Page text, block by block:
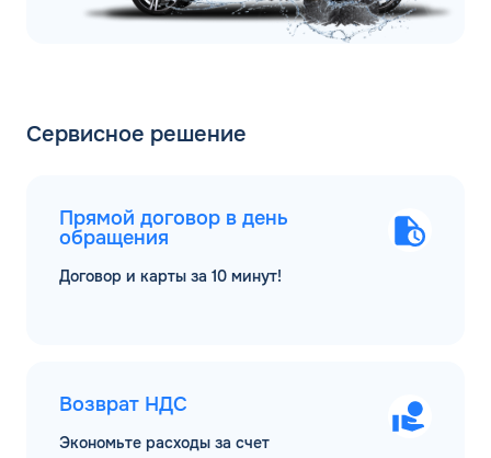
Сервисное решение
Прямой договор в день
обращения
Договор и карты за 10 минут!
Возврат НДС
Экономьте расходы за счет